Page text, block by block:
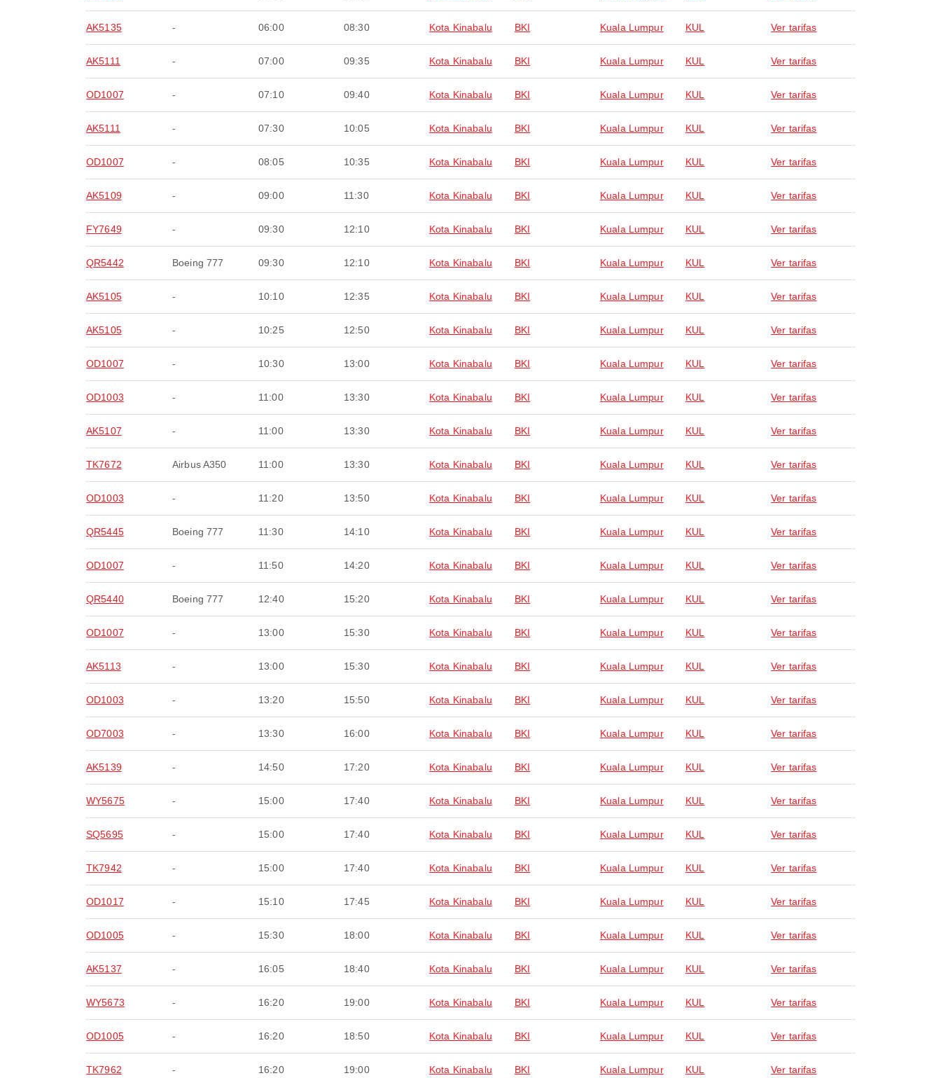
AK5135 - 06:00 08:30 Kota Kinabalu BKI Kuala Lumpur KUL Ver tarifas
AK5111 - 07:00 09:35 Kota Kinabalu BKI Kuala Lumpur KUL Ver tarifas
OD1007 - 07:10 09:40 Kota Kinabalu BKI Kuala Lumpur KUL Ver tarifas
AK5111 - 07:30 10:05 Kota Kinabalu BKI Kuala Lumpur KUL Ver tarifas
OD1007 - 08:05 10:35 Kota Kinabalu BKI Kuala Lumpur KUL Ver tarifas
AK5109 - 09:00 11:30 Kota Kinabalu BKI Kuala Lumpur KUL Ver tarifas
FY7649 - 09:30 12:10 Kota Kinabalu BKI Kuala Lumpur KUL Ver tarifas
QR5442 Boeing 777 09:30 12:10 Kota Kinabalu BKI Kuala Lumpur KUL Ver tarifas
AK5105 - 10:10 12:35 Kota Kinabalu BKI Kuala Lumpur KUL Ver tarifas
AK5105 - 10:25 12:50 Kota Kinabalu BKI Kuala Lumpur KUL Ver tarifas
OD1007 - 10:30 13:00 Kota Kinabalu BKI Kuala Lumpur KUL Ver tarifas
OD1003 - 11:00 13:30 Kota Kinabalu BKI Kuala Lumpur KUL Ver tarifas
AK5107 - 11:00 13:30 Kota Kinabalu BKI Kuala Lumpur KUL Ver tarifas
TK7672 Airbus A350 11:00 13:30 Kota Kinabalu BKI Kuala Lumpur KUL Ver tarifas
OD1003 - 11:20 13:50 Kota Kinabalu BKI Kuala Lumpur KUL Ver tarifas
QR5445 Boeing 777 11:30 14:10 Kota Kinabalu BKI Kuala Lumpur KUL Ver tarifas
OD1007 - 11:50 14:20 Kota Kinabalu BKI Kuala Lumpur KUL Ver tarifas
QR5440 Boeing 777 12:40 15:20 Kota Kinabalu BKI Kuala Lumpur KUL Ver tarifas
OD1007 - 13:00 15:30 Kota Kinabalu BKI Kuala Lumpur KUL Ver tarifas
AK5113 - 13:00 15:30 Kota Kinabalu BKI Kuala Lumpur KUL Ver tarifas
OD1003 - 13:20 15:50 Kota Kinabalu BKI Kuala Lumpur KUL Ver tarifas
OD7003 - 13:30 16:00 Kota Kinabalu BKI Kuala Lumpur KUL Ver tarifas
AK5139 - 14:50 17:20 Kota Kinabalu BKI Kuala Lumpur KUL Ver tarifas
WY5675 - 15:00 17:40 Kota Kinabalu BKI Kuala Lumpur KUL Ver tarifas
SQ5695 - 15:00 17:40 Kota Kinabalu BKI Kuala Lumpur KUL Ver tarifas
TK7942 - 15:00 17:40 Kota Kinabalu BKI Kuala Lumpur KUL Ver tarifas
OD1017 - 15:10 17:45 Kota Kinabalu BKI Kuala Lumpur KUL Ver tarifas
OD1005 - 15:30 18:00 Kota Kinabalu BKI Kuala Lumpur KUL Ver tarifas
AK5137 - 16:05 18:40 Kota Kinabalu BKI Kuala Lumpur KUL Ver tarifas
WY5673 - 16:20 19:00 Kota Kinabalu BKI Kuala Lumpur KUL Ver tarifas
OD1005 - 16:20 18:50 Kota Kinabalu BKI Kuala Lumpur KUL Ver tarifas
TK7962 - 16:20 19:00 Kota Kinabalu BKI Kuala Lumpur KUL Ver tarifas